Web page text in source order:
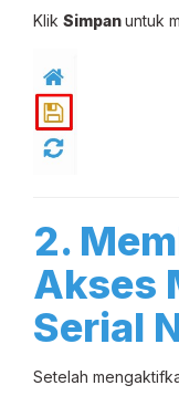
Klik Simpanuntuk
2.
Akses
Serial
Setelah